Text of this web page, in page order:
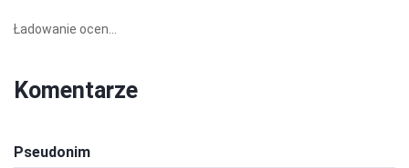
Ładowanie ocen...
Komentarze
Pseudonim